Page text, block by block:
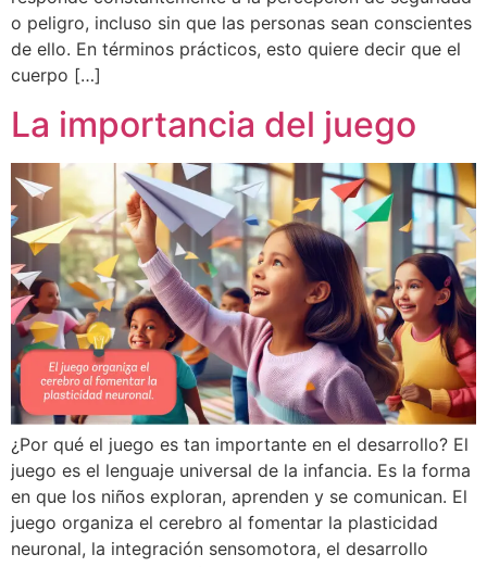
o peligro, incluso sin que las personas sean conscientes
de ello. En términos prácticos, esto quiere decir que el
cuerpo […]
La importancia del juego
¿Por qué el juego es tan importante en el desarrollo? El
juego es el lenguaje universal de la infancia. Es la forma
en que los niños exploran, aprenden y se comunican. El
juego organiza el cerebro al fomentar la plasticidad
neuronal, la integración sensomotora, el desarrollo